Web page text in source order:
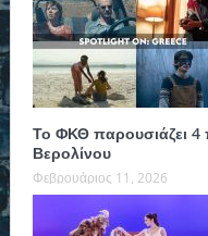
Το ΦΚΘ παρουσιάζει
Βερολίνου
Φεβρουάριος 11, 2026